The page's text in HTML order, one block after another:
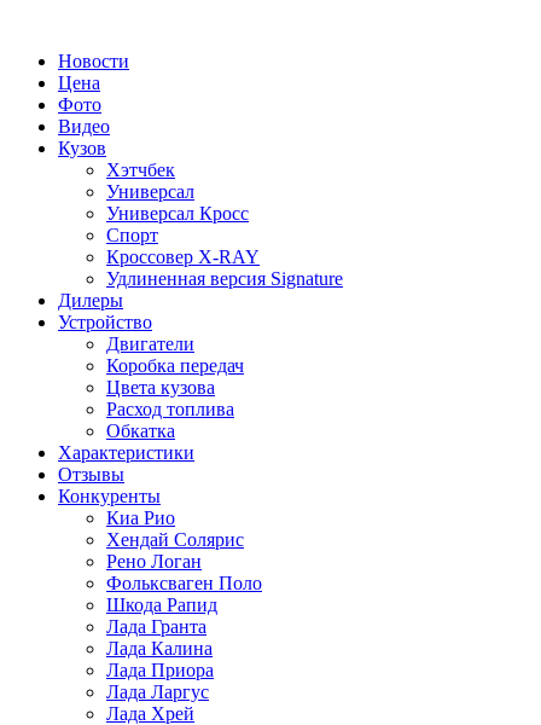
Новости
Цена
Фото
Видео
Кузов
Хэтчбек
Универсал
Универсал Кросс
Спорт
Кроссовер X-RAY
Удлиненная версия Signature
Дилеры
Устройство
Двигатели
Коробка передач
Цвета кузова
Расход топлива
Обкатка
Характеристики
Отзывы
Конкуренты
Киа Рио
Хендай Солярис
Рено Логан
Фольксваген Поло
Шкода Рапид
Лада Гранта
Лада Калина
Лада Приора
Лада Ларгус
Лада Хрей